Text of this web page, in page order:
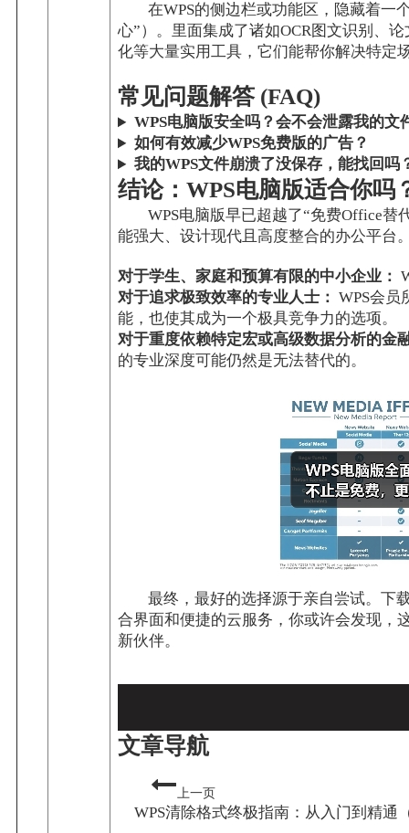
在WPS的侧边栏或功能区，隐藏着一
心”）。里面集成了诸如OCR图文识别、
化等大量实用工具，它们能帮你解决特定
常见问题解答 (FAQ)
WPS电脑版安全吗？会不会泄露我的文
如何有效减少WPS免费版的广告？
我的WPS文件崩溃了没保存，能找回吗
结论：WPS电脑版适合你吗
WPS电脑版早已超越了“免费Office替
能强大、设计现代且高度整合的办公平台
对于学生、家庭和预算有限的中小企业：
对于追求极致效率的专业人士： WPS会员
能，也使其成为一个极具竞争力的选项。
对于重度依赖特定宏或高级数据分析的金
的专业深度可能仍然是无法替代的。
最终，最好的选择源于亲自尝试。下
合界面和便捷的云服务，你或许会发现，
新伙伴。
文章导航
上一页
WPS清除格式终极指南：从入门到精通